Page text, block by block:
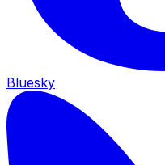
Bluesky